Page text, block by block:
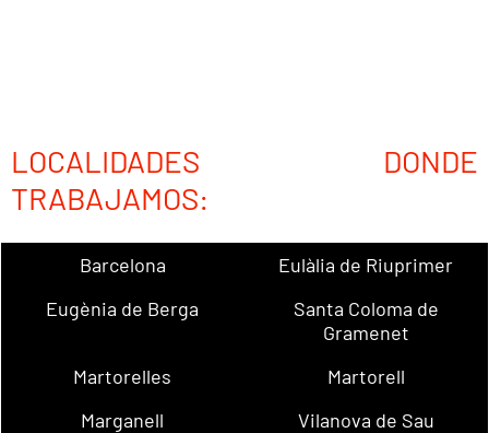
LOCALIDADES DONDE
TRABAJAMOS:
Barcelona
Eulàlia de Riuprimer
Eugènia de Berga
Santa Coloma de
Gramenet
Martorelles
Martorell
Marganell
Vilanova de Sau